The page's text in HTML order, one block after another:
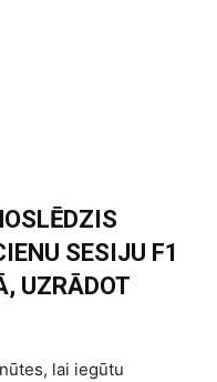
SESIJU F1
UZRĀDOT
lai iegūtu